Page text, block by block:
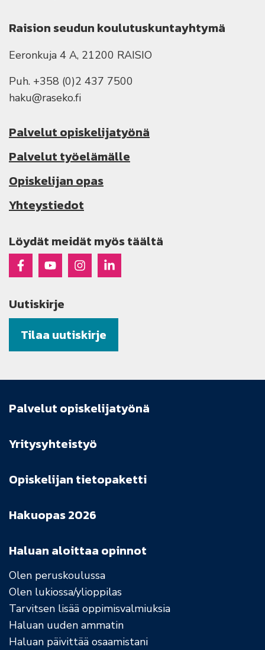
Raision seudun koulutuskuntayhtymä
Eeronkuja 4 A, 21200 RAISIO
Puh. +358 (0)2 437 7500
haku@raseko.fi
Palvelut opiskelijatyönä
Palvelut työelämälle
Opiskelijan opas
Yhteystiedot
Löydät meidät myös täältä
Raseko Facebookissa
Raseko Youtubessa
Raseko Instagramissa
Raseko Linkedinissä
Uutiskirje
Tilaa uutiskirje
Haluan aloittaa opinnot
Olen peruskoulussa
Olen lukiossa/ylioppilas
Tarvitsen lisää oppimisvalmiuksia
Haluan uuden ammatin
Haluan päivittää osaamistani
Palvelut opiskelijatyönä
Yritysyhteistyö
Opiskelijan tietopaketti
Hakuopas 2026